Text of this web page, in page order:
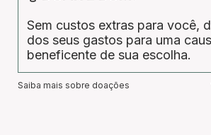
Sem custos extras para você,
dos seus gastos para uma
beneficente de sua escolha.
Saiba mais sobre doações